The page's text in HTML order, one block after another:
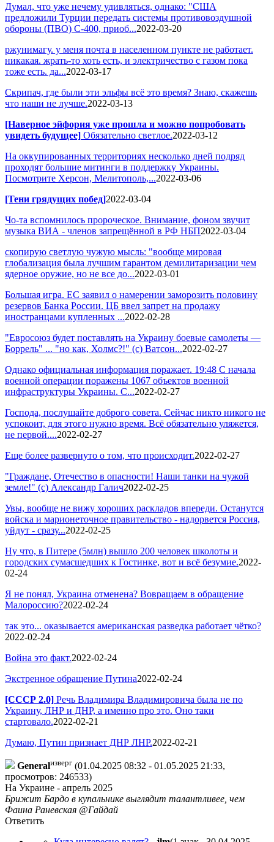
Думал, что уже нечему удивляться, однако: "США
предложили Турции передать системы противовоздушной
обороны (ПВО) С-400, приоб...2022-03-20
ржунимагу. у меня почта в населенном пункте не работает.
никакая. жрать-то хоть есть, и электричество с газом пока
тоже есть. да...2022-03-17
Скрипач, где были эти эльфы всё это время? Знаю, скажешь
что наши не лучше.2022-03-13
[Наверное эйфория уже прошла и можно попробовать
увидеть будущее] Обязательно светлое.2022-03-12
На оккупированных территориях несколько дней подряд
проходят большие митинги в поддержку Украины.
Посмотрите Херсон, Мелитополь,...2022-03-06
[Тени грядущих побед]2022-03-04
Чо-та вспомнилось пророческое. Внимание, фоном звучит
музыка ВИА - членов запрещённой в РФ НБП2022-03-04
скопирую светлую чужую мысль: "вообще мировая
глобализация была лучшим гарантом демилитаризации чем
ядерное оружие, но не все до...2022-03-01
Большая игра. ЕС заявил о намерении заморозить половину
резервов Банка России. ЦБ ввел запрет на продажу
иностранцами купленных ...2022-02-28
"Евросоюз будет поставлять на Украину боевые самолеты —
Боррель" ... "но как, Холмс?!" (с) Ватсон...2022-02-27
Однако официальная информация поражает. 19:48 С начала
военной операции поражены 1067 объектов военной
инфраструктуры Украины. С...2022-02-27
Господа, послушайте доброго совета. Сейчас никто никого не
успокоит, для этого нужно время. Всё обязательно уляжется,
не первой....2022-02-27
Еще более развернуто о том, что происходит.2022-02-27
"Граждане, Отечество в опасности! Наши танки на чужой
земле!" (с) Александр Галич2022-02-25
Увы, вообще не вижу хороших раскладов впереди. Останутся
войска и марионеточное правительство - надорвется Россия,
уйдут - сразу...2022-02-25
Ну что, в Питере (5млн) вышло 200 человек школоты и
городских сумасшедших к Гостинке, вот и всё безумие.2022-
02-24
Я не понял, Украина отменена? Вовращаем в обращение
Малороссию?2022-02-24
так это... оказывается американская разведка работает чётко?
2022-02-24
Война это факт.2022-02-24
Экстренное обращение Путина2022-02-24
[СССР 2.0] Речь Владимира Владимировича была не по
Украину, ЛНР и ДНР, а именно про это. Оно таки
стартовало.2022-02-21
Думаю, Путин признает ДНР ЛНР.2022-02-21
Generalизверг (01.04.2025 08:32 - 01.05.2025 21:33,
просмотров: 246533)
На Украине - апрель 2025
Брижит Бардо в купальнике выглядит талантливее, чем
Фаина Раневская @Гайдай
Ответить